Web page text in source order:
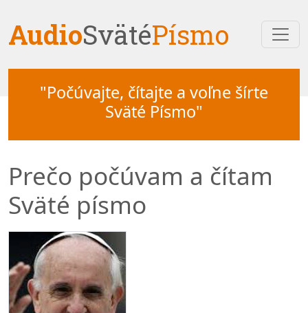
AudioSvätéPísmo
"Počúvajte, čítajte a voľne šírte
Sväté Písmo"
Prečo počúvam a čítam
Sväté písmo